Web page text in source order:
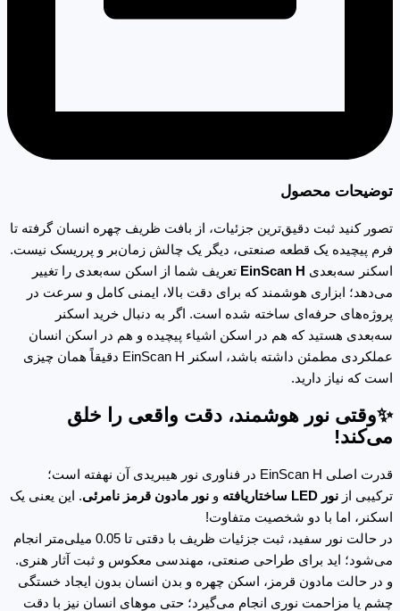
توضیحات محصول
تصور کنید ثبت دقیق‌ترین جزئیات، از بافت ظریف چهره انسان گرفته تا
فرم پیچیده یک قطعه صنعتی، دیگر یک چالش زمان‌بر و پرریسک نیست.
اسکنر سه‌بعدی EinScan H تعریف شما از اسکن سه‌بعدی را تغییر
می‌دهد؛ ابزاری هوشمند که برای دقت بالا، ایمنی کامل و سرعت در
پروژه‌های حرفه‌ای ساخته شده است. اگر به دنبال خرید اسکنر
سه‌بعدی هستید که هم در اسکن اشیاء پیچیده و هم در اسکن انسان
عملکردی مطمئن داشته باشد، اسکنر EinScan H دقیقاً همان چیزی
است که نیاز دارید.
✨وقتی نور هوشمند، دقت واقعی را خلق
می‌کند!
قدرت اصلی EinScan H در فناوری نور هیبریدی آن نهفته است؛
ترکیبی از نور LED ساختاریافته و نور مادون قرمز نامرئی. این یعنی یک
اسکنر، اما با دو شخصیت متفاوت!
در حالت نور سفید، ثبت جزئیات ظریف با دقتی تا 0.05 میلی‌متر انجام
می‌شود؛ اید برای طراحی صنعتی، مهندسی معکوس و ثبت آثار هنری.
و در حالت مادون قرمز، اسکن چهره و بدن انسان بدون ایجاد خستگی
چشم یا مزاحمت نوری انجام می‌گیرد؛ حتی موهای انسان نیز با دقت